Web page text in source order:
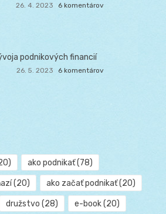
26. 4. 2023 6 komentárov
podnikových financií
26. 5. 2023 6 komentárov
ako podnikať(78)
(20) ako začať podnikať(20)
družstvo (28) e-book(20)